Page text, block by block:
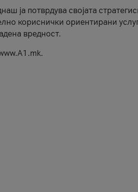
ја потврдува својата
кориснички ориентирани
вредност.